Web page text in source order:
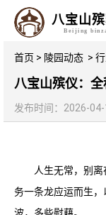
八宝山
Beijing
首页 > 陵园动态 >
八宝山殡仪：
发布时间：2026-
人生无常，别
务一条龙应运而生